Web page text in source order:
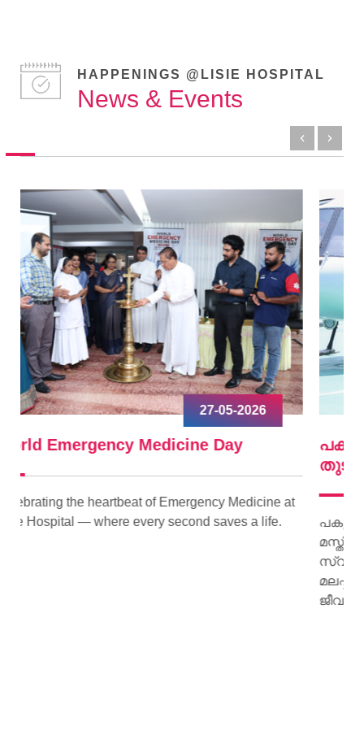
HAPPENINGS @LISIE HOSPITAL
News & Events
at
09-04-2026
പകുത്ത് നല്‍കിയ ഹൃദയം വീണ്ടും മിടിച്ചു
പകുത്ത് നല്‍കിയ ഹൃദയം വീണ്ടും മിടിച്ചു തുടങ്ങി.
സ്വദേശിയായ ജയി ജയകുമാറിന്റെ ഹൃദയമാണ്